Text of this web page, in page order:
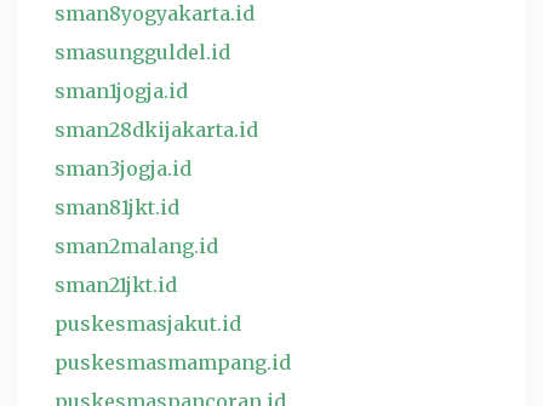
sman8yogyakarta.id
smasungguldel.id
sman1jogja.id
sman28dkijakarta.id
sman3jogja.id
sman81jkt.id
sman2malang.id
sman21jkt.id
puskesmasjakut.id
puskesmasmampang.id
puskesmaspancoran.id